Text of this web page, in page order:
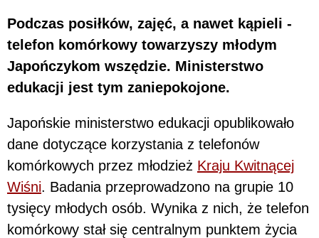
Podczas posiłków, zajęć, a nawet kąpieli -
telefon komórkowy towarzyszy młodym
Japończykom wszędzie. Ministerstwo
edukacji jest tym zaniepokojone.
Japońskie ministerstwo edukacji opublikowało
dane dotyczące korzystania z telefonów
komórkowych przez młodzież Kraju Kwitnącej
Wiśni. Badania przeprowadzono na grupie 10
tysięcy młodych osób. Wynika z nich, że telefon
komórkowy stał się centralnym punktem życia